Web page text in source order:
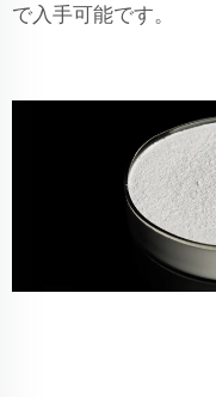
で入手可能です。